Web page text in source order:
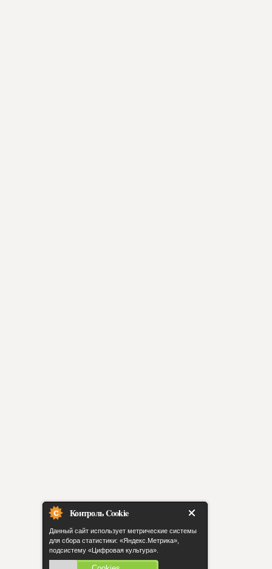
Контроль Cookie
Данный сайт использует метрические системы
для сбора статистики: «Яндекс.Метрика»,
подсистему «Цифровая культура».